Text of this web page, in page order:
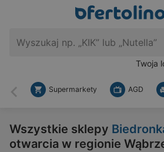
Twoja
Wstecz
Supermarkety AGD
Wszystkie sklepy
otwarcia w regionie